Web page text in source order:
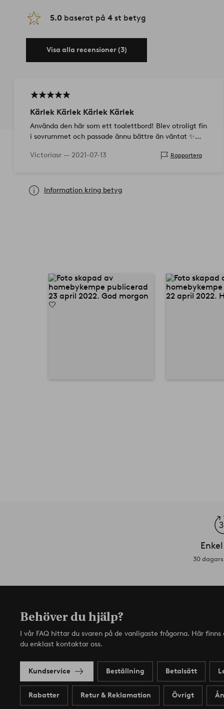
5.0 baserat på 4 st betyg
Visa alla recensioner (3)
Kärlek Kärlek Kärlek Kärlek
Använda den här som ett toalettbord! Blev otroligt fin
i sovrummet och passade ännu bättre än väntat ✨
Victoriasr — 2021-07-13 Rapportera
Information kring betyg
30
Behöver du hjälp?
I vår FAQ hittar du svaren på de vanligaste frågorna. Här
du enklast kontaktar oss.
Kundservice Beställning Betalsätt
Rabatter Retur & Reklamation Övrigt